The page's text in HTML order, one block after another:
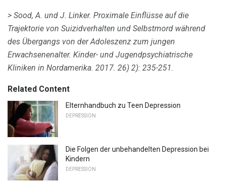
> Sood, A. und J. Linker. Proximale Einflüsse auf die
Trajektorie von Suizidverhalten und Selbstmord während
des Übergangs von der Adoleszenz zum jungen
Erwachsenenalter. Kinder- und Jugendpsychiatrische
Kliniken in Nordamerika. 2017. 26) 2): 235-251.
Related Content
Elternhandbuch zu Teen Depression
DEPRESSION
Die Folgen der unbehandelten Depression bei
Kindern
DEPRESSION